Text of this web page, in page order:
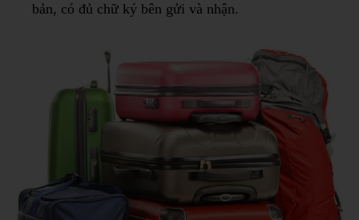
bản, có đủ chữ ký bên gửi và nhận.